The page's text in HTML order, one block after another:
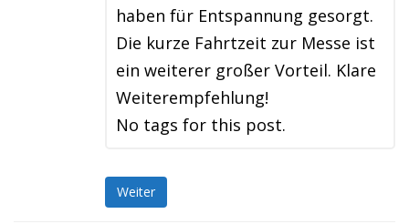
haben für Entspannung gesorgt.
Die kurze Fahrtzeit zur Messe ist
ein weiterer großer Vorteil. Klare
Weiterempfehlung!
No tags for this post.
Weiter